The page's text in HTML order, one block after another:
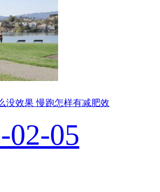
没效果 慢跑怎样有减肥效
02-05